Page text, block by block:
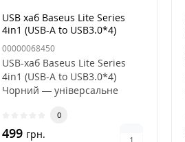
USB хаб Baseus Lite Series
4in1 (USB-A to USB3.0*4)
Чорний
00000068450
USB-хаб Baseus Lite Series
4in1 (USB-A to USB3.0*4)
Чорний — універсальне
0
499 грн.